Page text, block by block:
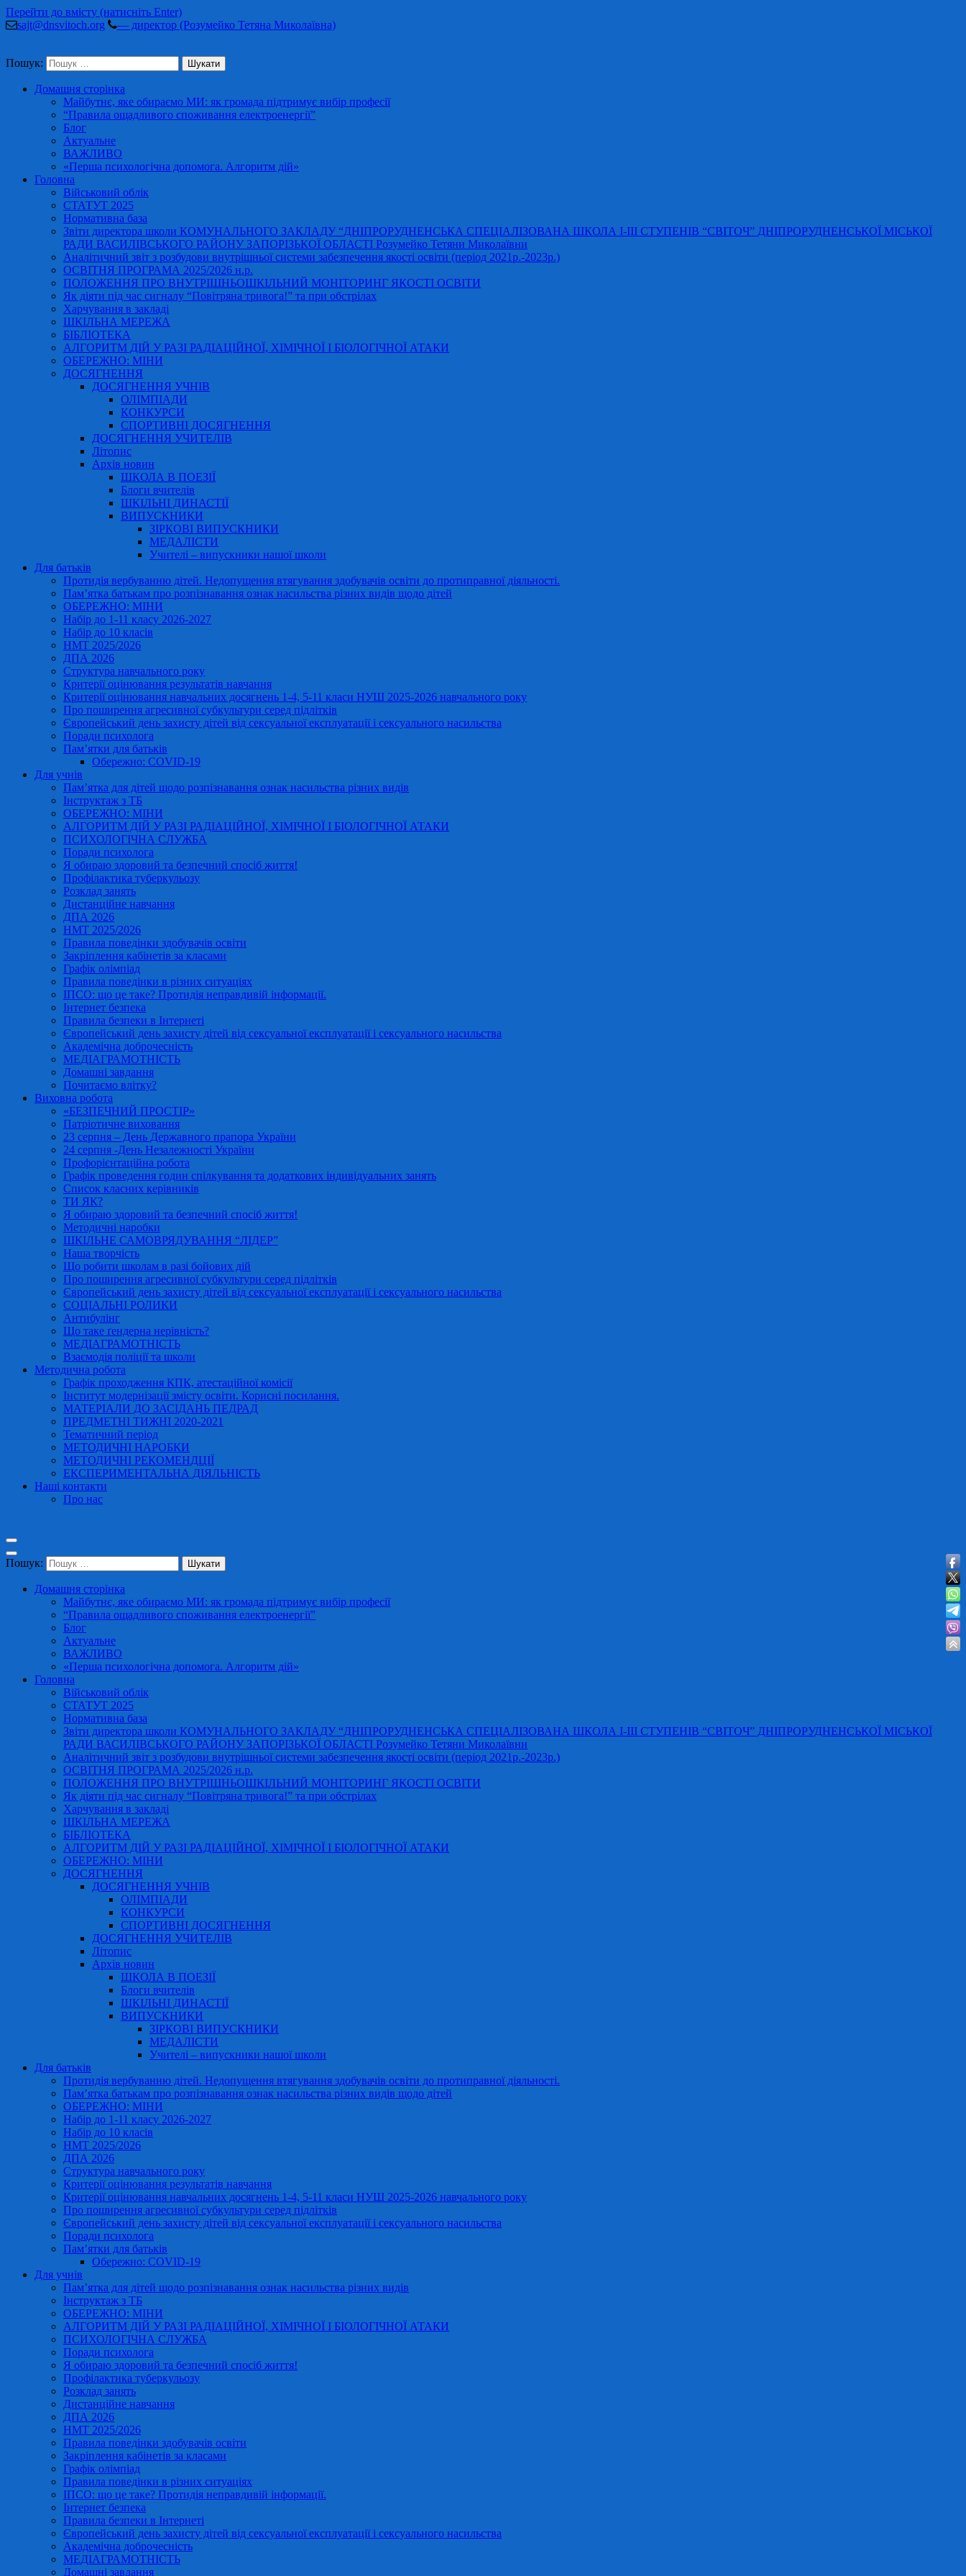
Перейти до вмісту (натисніть Enter)
sajt@dnsvitoch.org
— директор (Розумейко Тетяна Миколаївна)
Пошук:
Домашня сторінка
Майбутнє, яке обираємо МИ: як громада підтримує вибір професії
“Правила ощадливого споживання електроенергії”
Блог
Актуальне
ВАЖЛИВО
«Перша психологічна допомога. Алгоритм дій»
Головна
Військовий облік
СТАТУТ 2025
Нормативна база
Звіти директора школи КОМУНАЛЬНОГО ЗАКЛАДУ “ДНІПРОРУДНЕНСЬКА СПЕЦІАЛІЗОВАНА ШКОЛА І-ІІІ СТУПЕНІВ “СВІТОЧ” ДНІПРОРУДНЕНСЬКОЇ МІСЬКОЇ
РАДИ ВАСИЛІВСЬКОГО РАЙОНУ ЗАПОРІЗЬКОЇ ОБЛАСТІ Розумейко Тетяни Миколаївни
Аналітичний звіт з розбудови внутрішньої системи забезпечення якості освіти (період 2021р.-2023р.)
ОСВІТНЯ ПРОГРАМА 2025/2026 н.р.
ПОЛОЖЕННЯ ПРО ВНУТРІШНЬОШКІЛЬНИЙ МОНІТОРИНГ ЯКОСТІ ОСВІТИ
Як діяти під час сигналу “Повітряна тривога!” та при обстрілах
Харчування в закладі
ШКІЛЬНА МЕРЕЖА
БІБЛІОТЕКА
АЛГОРИТМ ДІЙ У РАЗІ РАДІАЦІЙНОЇ, ХІМІЧНОЇ І БІОЛОГІЧНОЇ АТАКИ
ОБЕРЕЖНО: МІНИ
ДОСЯГНЕННЯ
ДОСЯГНЕННЯ УЧНІВ
ОЛІМПІАДИ
КОНКУРСИ
СПОРТИВНІ ДОСЯГНЕННЯ
ДОСЯГНЕННЯ УЧИТЕЛІВ
Літопис
Архів новин
ШКОЛА В ПОЕЗІЇ
Блоги вчителів
ШКІЛЬНІ ДИНАСТІЇ
ВИПУСКНИКИ
ЗІРКОВІ ВИПУСКНИКИ
МЕДАЛІСТИ
Учителі – випускники нашої школи
Для батьків
Протидія вербуванню дітей. Недопущення втягування здобувачів освіти до протиправної діяльності.
Пам’ятка батькам про розпізнавання ознак насильства різних видів щодо дітей
ОБЕРЕЖНО: МІНИ
Набір до 1-11 класу 2026-2027
Набір до 10 класів
НМТ 2025/2026
ДПА 2026
Структура навчального року
Критерії оцінювання результатів навчання
Критерії оцінювання навчальних досягнень 1-4, 5-11 класи НУШ 2025-2026 навчального року
Про поширення агресивної субкультури серед підлітків
Європейський день захисту дітей від сексуальної експлуатації і сексуального насильства
Поради психолога
Пам’ятки для батьків
Обережно: COVID-19
Для учнів
Пам’ятка для дітей щодо розпізнавання ознак насильства різних видів
Інструктаж з ТБ
ОБЕРЕЖНО: МІНИ
АЛГОРИТМ ДІЙ У РАЗІ РАДІАЦІЙНОЇ, ХІМІЧНОЇ І БІОЛОГІЧНОЇ АТАКИ
ПСИХОЛОГІЧНА СЛУЖБА
Поради психолога
Я обираю здоровий та безпечний спосіб життя!
Профілактика туберкульозу
Розклад занять
Дистанційне навчання
ДПА 2026
НМТ 2025/2026
Правила поведінки здобувачів освіти
Закріплення кабінетів за класами
Графік олімпіад
Правила поведінки в різних ситуаціях
ІПСО: що це таке? Протидія неправдивій інформації.
Інтернет безпека
Правила безпеки в Інтернеті
Європейський день захисту дітей від сексуальної експлуатації і сексуального насильства
Академічна доброчесність
МЕДІАГРАМОТНІСТЬ
Домашні завдання
Почитаємо влітку?
Виховна робота
«БЕЗПЕЧНИЙ ПРОСТІР»
Патріотичне виховання
23 серпня – День Державного прапора України
24 серпня -День Незалежності України
Профорієнтаційна робота
Графік проведення годин спілкування та додаткових індивідуальних занять
Список класних керівників
ТИ ЯК?
Я обираю здоровий та безпечний спосіб життя!
Методичні наробки
ШКІЛЬНЕ САМОВРЯДУВАННЯ “ЛІДЕР”
Наша творчість
Що робити школам в разі бойових дій
Про поширення агресивної субкультури серед підлітків
Європейський день захисту дітей від сексуальної експлуатації і сексуального насильства
СОЦІАЛЬНІ РОЛИКИ
Антибулінг
Що таке ґендерна нерівність?
МЕДІАГРАМОТНІСТЬ
Взаємодія поліції та школи
Методична робота
Графік проходження КПК, атестаційної комісії
Інститут модернізації змісту освіти. Корисні посилання.
МАТЕРІАЛИ ДО ЗАСІДАНЬ ПЕДРАД
ПРЕДМЕТНІ ТИЖНІ 2020-2021
Тематичний період
МЕТОДИЧНІ НАРОБКИ
МЕТОДИЧНІ РЕКОМЕНДЦІЇ
ЕКСПЕРИМЕНТАЛЬНА ДІЯЛЬНІСТЬ
Наші контакти
Про нас
Пошук:
Домашня сторінка
Майбутнє, яке обираємо МИ: як громада підтримує вибір професії
“Правила ощадливого споживання електроенергії”
Блог
Актуальне
ВАЖЛИВО
«Перша психологічна допомога. Алгоритм дій»
Головна
Військовий облік
СТАТУТ 2025
Нормативна база
Звіти директора школи КОМУНАЛЬНОГО ЗАКЛАДУ “ДНІПРОРУДНЕНСЬКА СПЕЦІАЛІЗОВАНА ШКОЛА І-ІІІ СТУПЕНІВ “СВІТОЧ” ДНІПРОРУДНЕНСЬКОЇ МІСЬКОЇ
РАДИ ВАСИЛІВСЬКОГО РАЙОНУ ЗАПОРІЗЬКОЇ ОБЛАСТІ Розумейко Тетяни Миколаївни
Аналітичний звіт з розбудови внутрішньої системи забезпечення якості освіти (період 2021р.-2023р.)
ОСВІТНЯ ПРОГРАМА 2025/2026 н.р.
ПОЛОЖЕННЯ ПРО ВНУТРІШНЬОШКІЛЬНИЙ МОНІТОРИНГ ЯКОСТІ ОСВІТИ
Як діяти під час сигналу “Повітряна тривога!” та при обстрілах
Харчування в закладі
ШКІЛЬНА МЕРЕЖА
БІБЛІОТЕКА
АЛГОРИТМ ДІЙ У РАЗІ РАДІАЦІЙНОЇ, ХІМІЧНОЇ І БІОЛОГІЧНОЇ АТАКИ
ОБЕРЕЖНО: МІНИ
ДОСЯГНЕННЯ
ДОСЯГНЕННЯ УЧНІВ
ОЛІМПІАДИ
КОНКУРСИ
СПОРТИВНІ ДОСЯГНЕННЯ
ДОСЯГНЕННЯ УЧИТЕЛІВ
Літопис
Архів новин
ШКОЛА В ПОЕЗІЇ
Блоги вчителів
ШКІЛЬНІ ДИНАСТІЇ
ВИПУСКНИКИ
ЗІРКОВІ ВИПУСКНИКИ
МЕДАЛІСТИ
Учителі – випускники нашої школи
Для батьків
Протидія вербуванню дітей. Недопущення втягування здобувачів освіти до протиправної діяльності.
Пам’ятка батькам про розпізнавання ознак насильства різних видів щодо дітей
ОБЕРЕЖНО: МІНИ
Набір до 1-11 класу 2026-2027
Набір до 10 класів
НМТ 2025/2026
ДПА 2026
Структура навчального року
Критерії оцінювання результатів навчання
Критерії оцінювання навчальних досягнень 1-4, 5-11 класи НУШ 2025-2026 навчального року
Про поширення агресивної субкультури серед підлітків
Європейський день захисту дітей від сексуальної експлуатації і сексуального насильства
Поради психолога
Пам’ятки для батьків
Обережно: COVID-19
Для учнів
Пам’ятка для дітей щодо розпізнавання ознак насильства різних видів
Інструктаж з ТБ
ОБЕРЕЖНО: МІНИ
АЛГОРИТМ ДІЙ У РАЗІ РАДІАЦІЙНОЇ, ХІМІЧНОЇ І БІОЛОГІЧНОЇ АТАКИ
ПСИХОЛОГІЧНА СЛУЖБА
Поради психолога
Я обираю здоровий та безпечний спосіб життя!
Профілактика туберкульозу
Розклад занять
Дистанційне навчання
ДПА 2026
НМТ 2025/2026
Правила поведінки здобувачів освіти
Закріплення кабінетів за класами
Графік олімпіад
Правила поведінки в різних ситуаціях
ІПСО: що це таке? Протидія неправдивій інформації.
Інтернет безпека
Правила безпеки в Інтернеті
Європейський день захисту дітей від сексуальної експлуатації і сексуального насильства
Академічна доброчесність
МЕДІАГРАМОТНІСТЬ
Домашні завдання